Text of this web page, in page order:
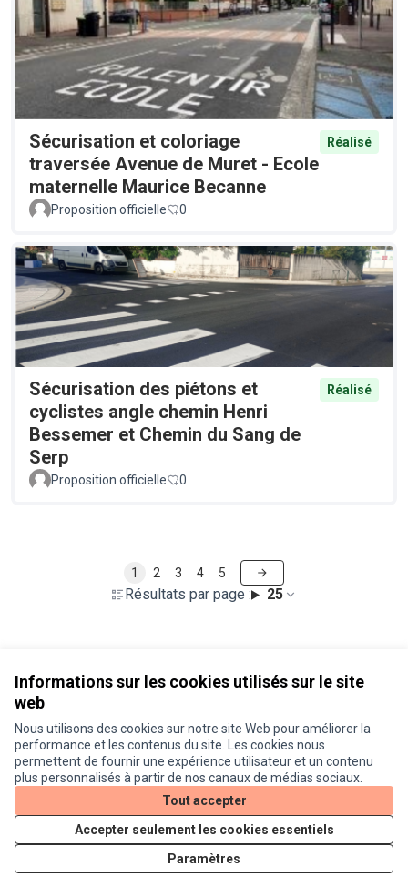
Informations sur les cookies utilisés sur le site
web
Nous utilisons des cookies sur notre site Web pour améliorer la
performance et les contenus du site. Les cookies nous
permettent de fournir une expérience utilisateur et un contenu
plus personnalisés à partir de nos canaux de médias sociaux.
Tout accepter
Accepter seulement les cookies essentiels
Paramètres
Sécurisation et coloriage
traversée Avenue de Muret - Ecole
maternelle Maurice Becanne
Réalisé
Proposition officielle 0
Sécurisation des piétons et
cyclistes angle chemin Henri
Bessemer et Chemin du Sang de
Serp
Réalisé
Proposition officielle 0
Résultats par page : 25
1 2 3 4 5
Conditions d'utilisation
Paramètres des cookies
Je participe ! sur X
(Lien externe)
Je participe ! sur Facebook
Je participe ! sur Instagram
Site réalisé grâce aulogiciel libre Decidim .
Licence
(Lien